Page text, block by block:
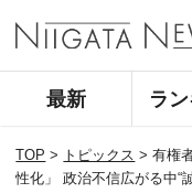
最新 ラ
TOP > トピックス >有権
性化」 政治不信広がる中“